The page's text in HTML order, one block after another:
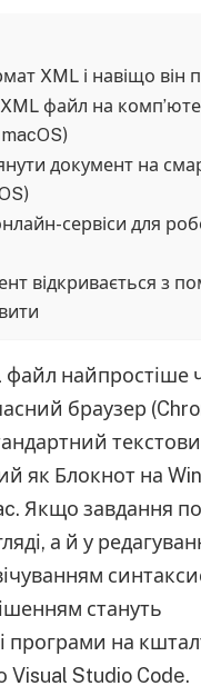
XML і навіщо він
файл на
документ на
сервіси для
відкривається з
файл найпростіше
браузер
як Блокнот на
Якщо завдання
а й у
стануть
програми на
Visual Studio Code.